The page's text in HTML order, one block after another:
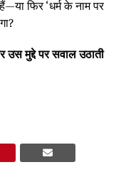
फिर ‘धर्म के नाम पर
उस मुद्दे पर सवाल उठाती